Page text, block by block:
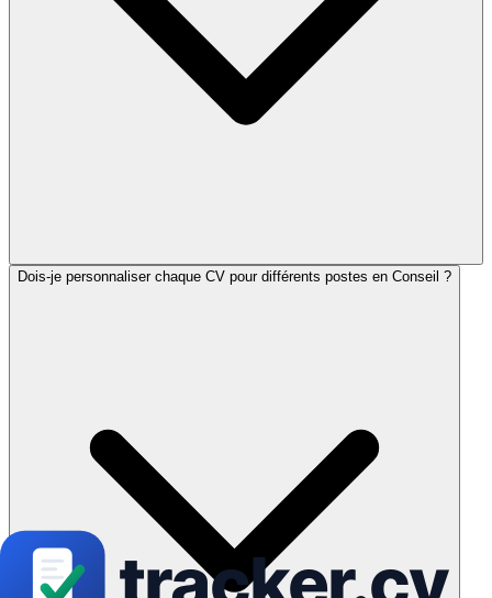
Dois-je personnaliser chaque CV pour différents postes en Conseil ?